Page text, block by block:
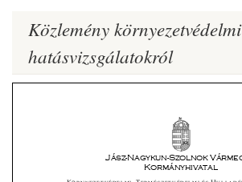
Közlemény környezetvédelmi
hatásvizsgálatokról